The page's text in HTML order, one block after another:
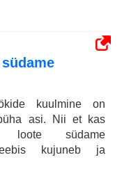
kuulmine on
asi. Nii et kas
loote südame
kujuneb ja